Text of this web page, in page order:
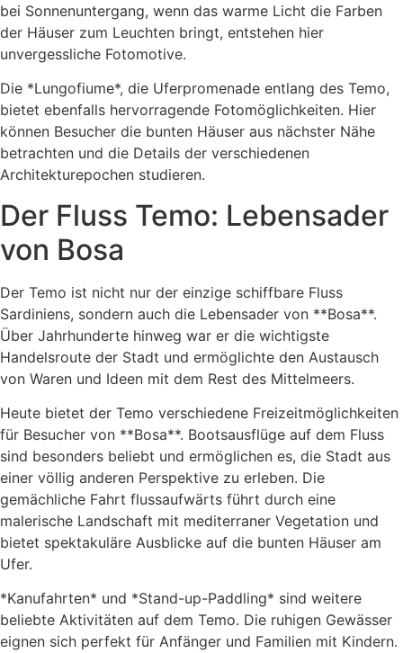
bei Sonnenuntergang, wenn das warme Licht die Farben
der Häuser zum Leuchten bringt, entstehen hier
unvergessliche Fotomotive.
Die *Lungofiume*, die Uferpromenade entlang des Temo,
bietet ebenfalls hervorragende Fotomöglichkeiten. Hier
können Besucher die bunten Häuser aus nächster Nähe
betrachten und die Details der verschiedenen
Architekturepochen studieren.
Der Fluss Temo: Lebensader
von Bosa
Der Temo ist nicht nur der einzige schiffbare Fluss
Sardiniens, sondern auch die Lebensader von **Bosa**.
Über Jahrhunderte hinweg war er die wichtigste
Handelsroute der Stadt und ermöglichte den Austausch
von Waren und Ideen mit dem Rest des Mittelmeers.
Heute bietet der Temo verschiedene Freizeitmöglichkeiten
für Besucher von **Bosa**. Bootsausflüge auf dem Fluss
sind besonders beliebt und ermöglichen es, die Stadt aus
einer völlig anderen Perspektive zu erleben. Die
gemächliche Fahrt flussaufwärts führt durch eine
malerische Landschaft mit mediterraner Vegetation und
bietet spektakuläre Ausblicke auf die bunten Häuser am
Ufer.
*Kanufahrten* und *Stand-up-Paddling* sind weitere
beliebte Aktivitäten auf dem Temo. Die ruhigen Gewässer
eignen sich perfekt für Anfänger und Familien mit Kindern.